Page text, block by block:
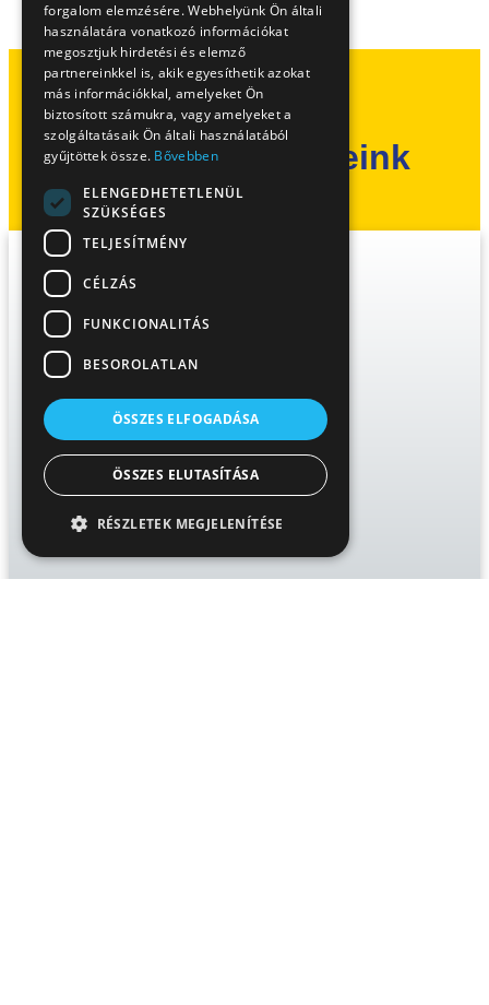
További receptjeink
RO
forgalom elemzésére. Webhelyünk Ön általi
használatára vonatkozó információkat
megosztjuk hirdetési és elemző
partnereinkkel is, akik egyesíthetik azokat
más információkkal, amelyeket Ön
biztosított számukra, vagy amelyeket a
szolgáltatásaik Ön általi használatából
gyűjtöttek össze. Bővebben
ELENGEDHETETLENÜL
SZÜKSÉGES
TELJESÍTMÉNY
CÉLZÁS
FUNKCIONALITÁS
BESOROLATLAN
ÖSSZES ELFOGADÁSA
ÖSSZES ELUTASÍTÁSA
RÉSZLETEK MEGJELENÍTÉSE